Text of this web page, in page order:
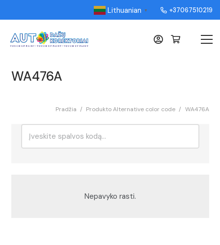
Lithuanian ▼ +37067510219
WA476A
Pradžia / Produkto Alternative color code / WA476A
Nepavyko rasti.